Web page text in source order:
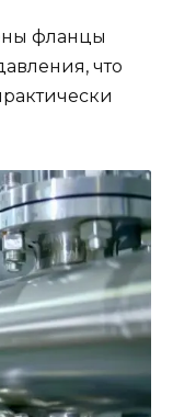
фланцы
что